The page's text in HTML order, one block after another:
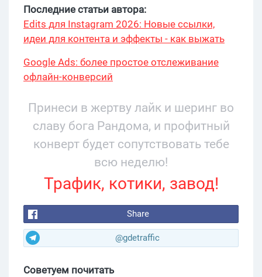
Последние статьи автора:
Edits для Instagram 2026: Новые ссылки,
идеи для контента и эффекты - как выжать
Google Ads: более простое отслеживание
офлайн-конверсий
Принеси в жертву лайк и шеринг во
славу бога Рандома, и профитный
конверт будет сопутствовать тебе
всю неделю!
Трафик, котики, завод!
Share
@gdetraffic
Советуем почитать